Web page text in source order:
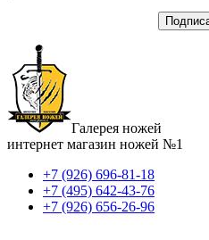
Галерея ножей
интернет магазин ножей №1
+7 (926) 696-81-18
+7 (495) 642-43-76
+7 (926) 656-26-96